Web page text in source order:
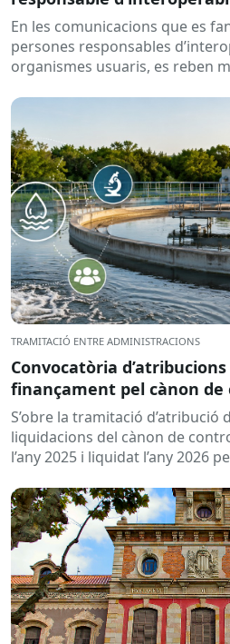
En les comunicacions que es
persones responsables
organismes usuaris, es reben
TRAMITACIÓ ENTRE ADMINISTRACIONS
Convocatòria
finançament pel cànon de
d’abocaments meritat
2026
S’obre la tramitació d’atribució
liquidacions del cànon de
l’any 2025 i liquidat l’any 2026